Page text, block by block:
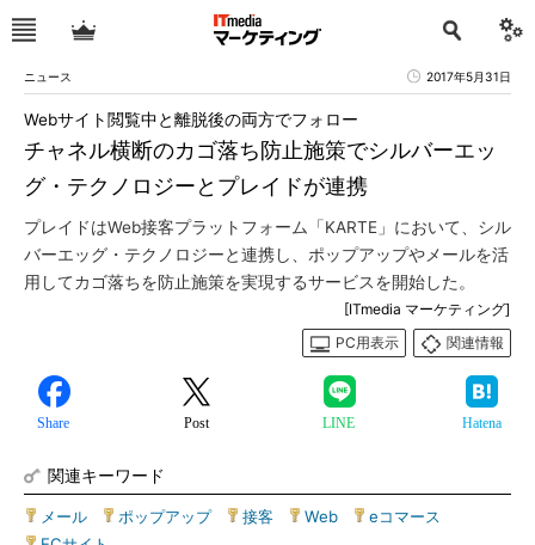
ニュース 2017年5月31日
チャネル横断のカゴ落ち防止施策でシルバーエッ
グ・テクノロジーとプレイドが連携
Webサイト閲覧中と離脱後の両方でフォロー
プレイドはWeb接客プラットフォーム「KARTE」において、シル
バーエッグ・テクノロジーと連携し、ポップアップやメールを活
用してカゴ落ちを防止施策を実現するサービスを開始した。
[ITmedia マーケティング]
PC用表示
関連情報
Share Post LINE Hatena
関連キーワード
メール ポップアップ| 接客 Web eコマース